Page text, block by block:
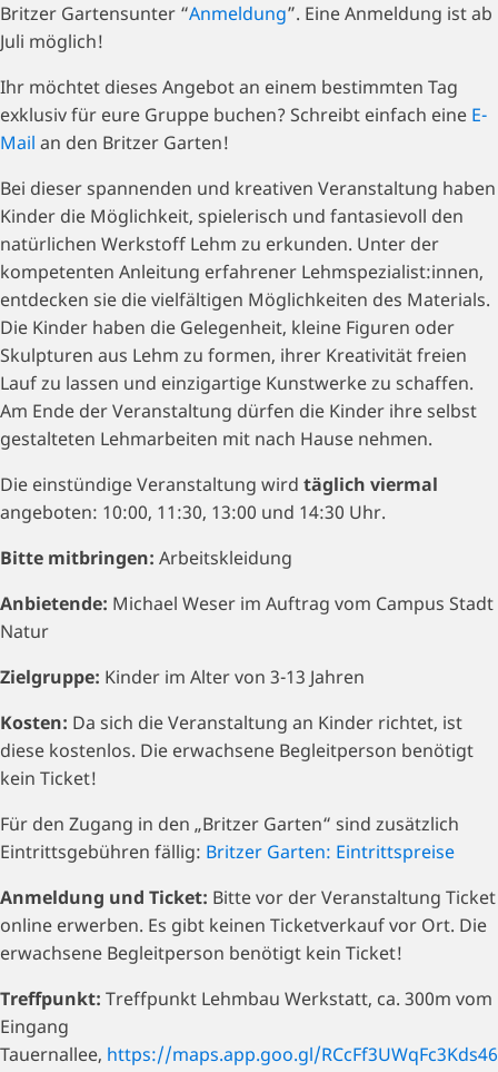
Britzer Gartensunter “Anmeldung”. Eine Anmeldung ist ab
Juli möglich!
Ihr möchtet dieses Angebot an einem bestimmten Tag
exklusiv für eure Gruppe buchen? Schreibt einfach eine E-
Mail an den Britzer Garten!
Bei dieser spannenden und kreativen Veranstaltung haben
Kinder die Möglichkeit, spielerisch und fantasievoll den
natürlichen Werkstoff Lehm zu erkunden. Unter der
kompetenten Anleitung erfahrener Lehmspezialist:innen,
entdecken sie die vielfältigen Möglichkeiten des Materials.
Die Kinder haben die Gelegenheit, kleine Figuren oder
Skulpturen aus Lehm zu formen, ihrer Kreativität freien
Lauf zu lassen und einzigartige Kunstwerke zu schaffen.
Am Ende der Veranstaltung dürfen die Kinder ihre selbst
gestalteten Lehmarbeiten mit nach Hause nehmen.
Die einstündige Veranstaltung wird täglich viermal
angeboten: 10:00, 11:30, 13:00 und 14:30 Uhr.
Bitte mitbringen: Arbeitskleidung
Anbietende: Michael Weser im Auftrag vom Campus Stadt
Natur
Zielgruppe: Kinder im Alter von 3-13 Jahren
Kosten: Da sich die Veranstaltung an Kinder richtet, ist
diese kostenlos. Die erwachsene Begleitperson benötigt
kein Ticket!
Für den Zugang in den „Britzer Garten“ sind zusätzlich
Eintrittsgebühren fällig: Britzer Garten: Eintrittspreise
Anmeldung und Ticket: Bitte vor der Veranstaltung Ticket
online erwerben. Es gibt keinen Ticketverkauf vor Ort. Die
erwachsene Begleitperson benötigt kein Ticket!
Treffpunkt: Treffpunkt Lehmbau Werkstatt, ca. 300m vom
Eingang
Tauernallee, https://maps.app.goo.gl/RCcFf3UWqFc3Kds46